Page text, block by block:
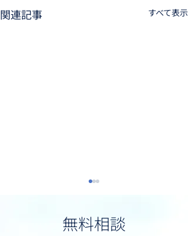
関連記事 すべて表示
無料相談